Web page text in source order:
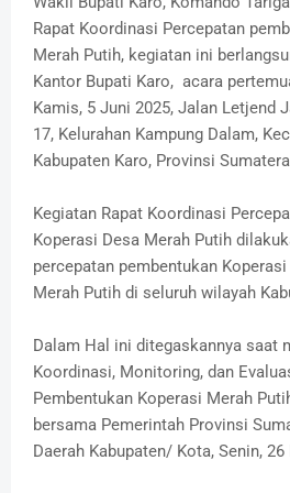
Rapat Koordinasi Percepatan
Merah Putih, kegiatan ini
Kantor Bupati Karo, acara
Kamis, 5 Juni 2025, Jalan Letjend
17, Kelurahan Kampung Dalam,
Kabupaten Karo, Provinsi
Kegiatan Rapat Koordinasi
Koperasi Desa Merah Putih
percepatan pembentukan
Merah Putih di seluruh wilayah
Dalam Hal ini ditegaskannya saat
Koordinasi, Monitoring, dan
Pembentukan Koperasi Merah
bersama Pemerintah Provinsi
Daerah Kabupaten/ Kota, Senin, 26